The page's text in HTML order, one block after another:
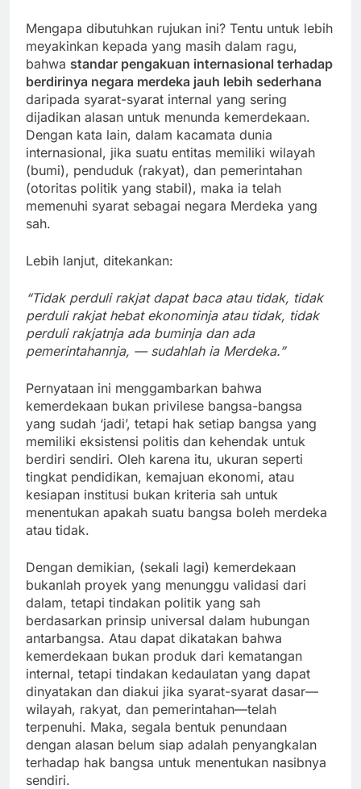
Mengapa dibutuhkan rujukan ini? Tentu untuk lebih
meyakinkan kepada yang masih dalam ragu,
bahwa standar pengakuan internasional terhadap
berdirinya negara merdeka jauh lebih sederhana
daripada syarat-syarat internal yang sering
dijadikan alasan untuk menunda kemerdekaan.
Dengan kata lain, dalam kacamata dunia
internasional, jika suatu entitas memiliki wilayah
(bumi), penduduk (rakyat), dan pemerintahan
(otoritas politik yang stabil), maka ia telah
memenuhi syarat sebagai negara Merdeka yang
sah.
Lebih lanjut, ditekankan:
“Tidak perduli rakjat dapat baca atau tidak, tidak
perduli rakjat hebat ekonominja atau tidak, tidak
perduli rakjatnja ada buminja dan ada
pemerintahannja, — sudahlah ia Merdeka.”
Pernyataan ini menggambarkan bahwa
kemerdekaan bukan privilese bangsa-bangsa
yang sudah ‘jadi’, tetapi hak setiap bangsa yang
memiliki eksistensi politis dan kehendak untuk
berdiri sendiri. Oleh karena itu, ukuran seperti
tingkat pendidikan, kemajuan ekonomi, atau
kesiapan institusi bukan kriteria sah untuk
menentukan apakah suatu bangsa boleh merdeka
atau tidak.
Dengan demikian, (sekali lagi) kemerdekaan
bukanlah proyek yang menunggu validasi dari
dalam, tetapi tindakan politik yang sah
berdasarkan prinsip universal dalam hubungan
antarbangsa. Atau dapat dikatakan bahwa
kemerdekaan bukan produk dari kematangan
internal, tetapi tindakan kedaulatan yang dapat
dinyatakan dan diakui jika syarat-syarat dasar—
wilayah, rakyat, dan pemerintahan—telah
terpenuhi. Maka, segala bentuk penundaan
dengan alasan belum siap adalah penyangkalan
terhadap hak bangsa untuk menentukan nasibnya
sendiri.